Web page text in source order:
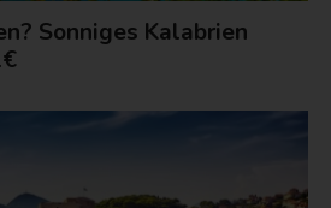
Sonniges Kalabrien